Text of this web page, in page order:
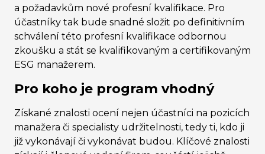
a požadavkům nové profesní kvalifikace. Pro
účastníky tak bude snadné složit po definitivním
schválení této profesní kvalifikace odbornou
zkoušku a stát se kvalifikovaným a certifikovaným
ESG manažerem.
Pro koho je program vhodný
Získané znalosti ocení nejen účastníci na pozicích
manažera či specialisty udržitelnosti, tedy ti, kdo ji
již vykonávají či vykonávat budou. Klíčové znalosti